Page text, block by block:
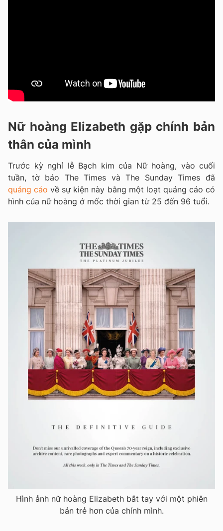
Nữ hoàng Elizabeth gặp chính bản
thân của mình
Trước kỳ nghỉ lễ Bạch kim của Nữ hoàng, vào cuối
tuần, tờ báo The Times và The Sunday Times đã
quảng cáo về sự kiện này bằng một loạt quảng cáo có
hình của nữ hoàng ở mốc thời gian từ 25 đến 96 tuổi.
Hình ảnh nữ hoàng Elizabeth bắt tay với một phiên
bản trẻ hơn của chính mình.